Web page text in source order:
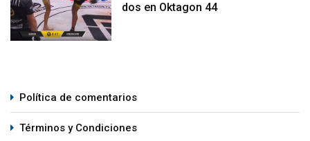
dos en Oktagon 44
Política de comentarios
Términos y Condiciones